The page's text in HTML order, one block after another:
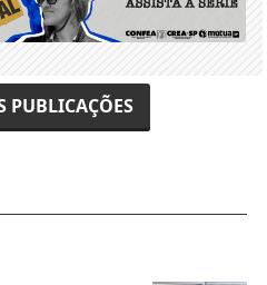
PUBLICAÇÕES